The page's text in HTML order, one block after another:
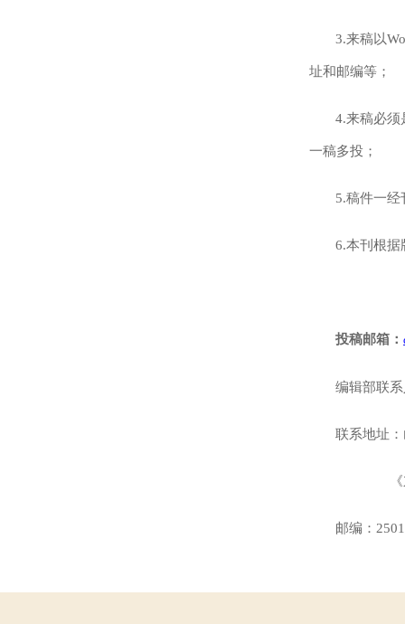
3.来稿以
址和邮编等；
4.来稿必须
一稿多投；
5.稿件一经
6.本刊根据
投稿邮箱：
编辑部联
联系地址
邮编：